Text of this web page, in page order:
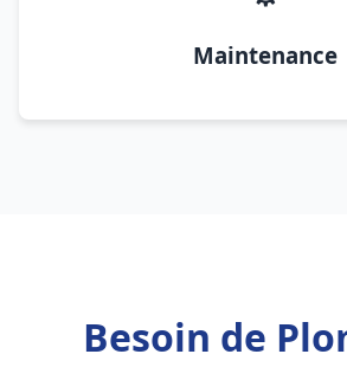
Maintenance
Besoin de